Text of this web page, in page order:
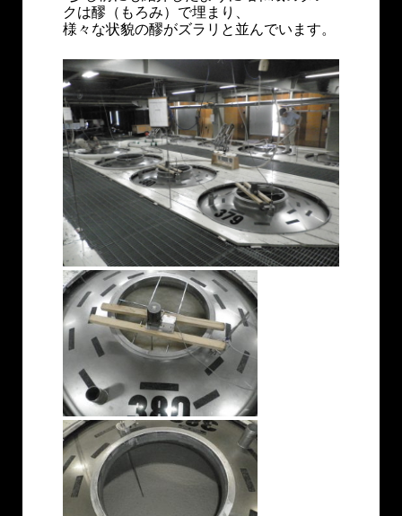
クは醪（もろみ）で埋まり、
様々な状貌の醪がズラリと並んでいます。